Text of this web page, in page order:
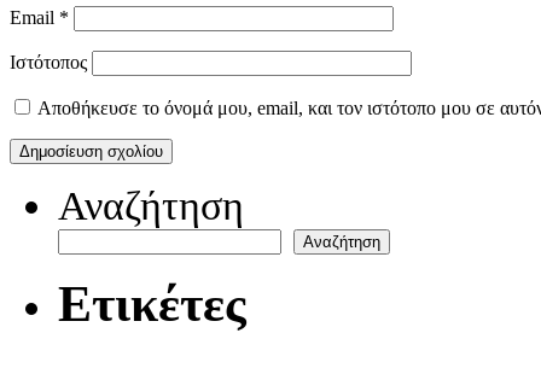
Email *
Ιστότοπος
Αποθήκευσε το όνομά μου, email, και τον ιστότοπο μου σε
Αναζήτηση
Αναζήτηση
Ετικέτες